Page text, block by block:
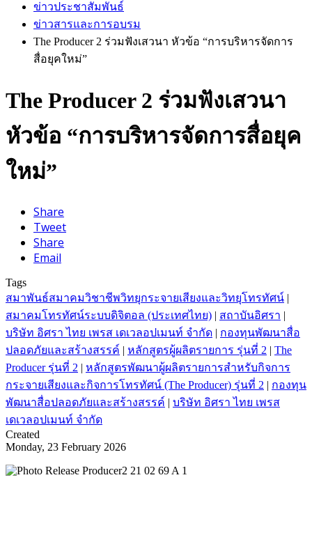
ข่าวประชาสัมพันธ์
ข่าวสารและการอบรม
The Producer 2 ร่วมฟังเสวนา หัวข้อ “การบริหารจัดการ
สื่อยุคใหม่”
The Producer 2 ร่วมฟังเสวนา
หัวข้อ “การบริหารจัดการสื่อยุค
ใหม่”
Share
Tweet
Share
Email
Tags
สมาพันธ์สมาคมวิชาชีพวิทยุกระจายเสียงและวิทยุโทรทัศน์ |
สมาคมโทรทัศน์ระบบดิจิตอล (ประเทศไทย) | สถาบันอิศรา |
บริษัท อิศรา ไทย เพรส เดเวลอปเมนท์ จำกัด | กองทุนพัฒนาสื่อ
ปลอดภัยและสร้างสรรค์ | หลักสูตรผู้ผลิตรายการ รุ่นที่ 2 | The
Producer รุ่นที่ 2 | หลักสูตรพัฒนาผู้ผลิตรายการสำหรับกิจการ
กระจายเสียงและกิจการโทรทัศน์ (The Producer) รุ่นที่ 2 | กองทุน
พัฒนาสื่อปลอดภัยและสร้างสรรค์ | บริษัท อิศรา ไทย เพรส
เดเวลอปเมนท์ จำกัด
Created
Monday, 23 February 2026